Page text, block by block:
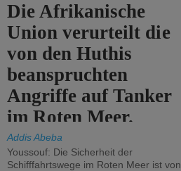
Die Afrikanische
Union verurteilt die
von den Huthis
beanspruchten
Angriffe auf Tanker
im Roten Meer.
Addis Abeba
Youssouf: Die Sicherheit der
Schifffahrtswege im Roten Meer ist von